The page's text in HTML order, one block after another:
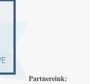
Partnereink: